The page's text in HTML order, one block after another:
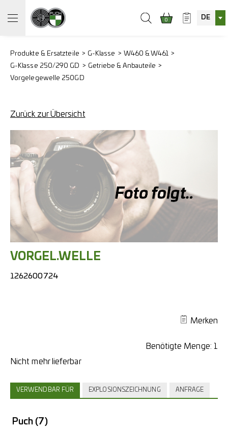
0 DE
Produkte & Ersatzteile G-Klasse
W460 & W461
G-Klasse 250/290 GD
Getriebe & Anbauteile
Vorgelegewelle 250GD
Zurück zur Übersicht
VORGEL.WELLE
1262600724
Merken
Benötigte Menge: 1
VERWENDBAR FÜR EXPLOSIONSZEICHNUNG ANFRAGE
Puch (7)